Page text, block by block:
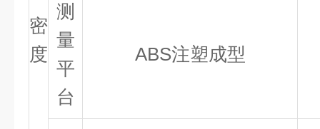
密
度
测
量
平
台
ABS注塑成型